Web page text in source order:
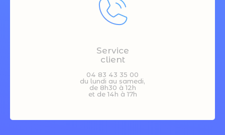
Service
client
04 83 43 35 00
du lundi au samedi,
de 8h30 à 12h
et de 14h à 17h